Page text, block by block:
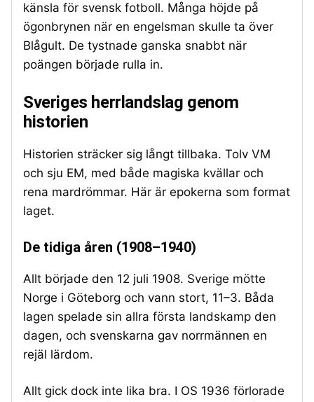
känsla för svensk fotboll. Många höjde på
ögonbrynen när en engelsman skulle ta över
Blågult. De tystnade ganska snabbt när
poängen började rulla in.
Sveriges herrlandslag genom
historien
Historien sträcker sig långt tillbaka. Tolv VM
och sju EM, med både magiska kvällar och
rena mardrömmar. Här är epokerna som format
laget.
De tidiga åren (1908–1940)
Allt började den 12 juli 1908. Sverige mötte
Norge i Göteborg och vann stort, 11–3. Båda
lagen spelade sin allra första landskamp den
dagen, och svenskarna gav norrmännen en
rejäl lärdom.
Allt gick dock inte lika bra. I OS 1936 förlorade